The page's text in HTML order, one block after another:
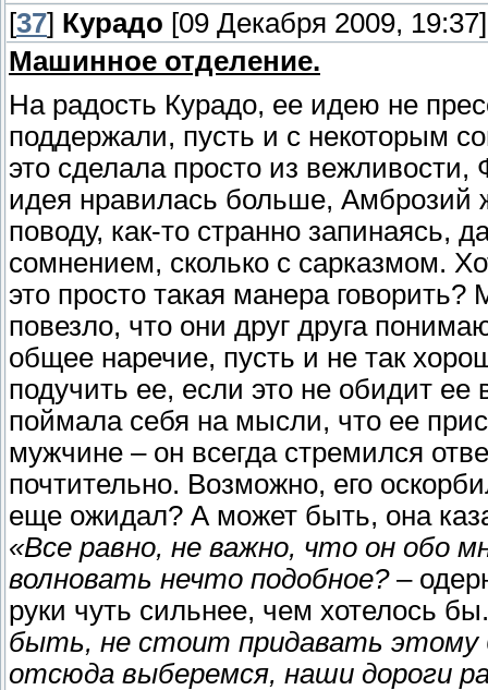
[37] Курадо [09 Декабря 2009, 19:37]
Машинное отделение.
На радость Курадо, ее идею не
поддержали, пусть и с некоторым
это сделала просто из
идея нравилась больше, Амброзий
поводу, как-то странно запинаясь,
сомнением, сколько с сарказмом.
это просто такая манера
повезло, что они друг друга
общее наречие, пусть и не так
подучить ее, если это не обидит
поймала себя на мысли, что ее
мужчине – он всегда стремился
почтительно. Возможно, его
еще ожидал? А может быть, она
«Все равно, не важно, что он обо
волновать нечто подобное?–
руки чуть сильнее, чем хотелось
быть, не стоит придавать этому
отсюда выберемся, наши дороги